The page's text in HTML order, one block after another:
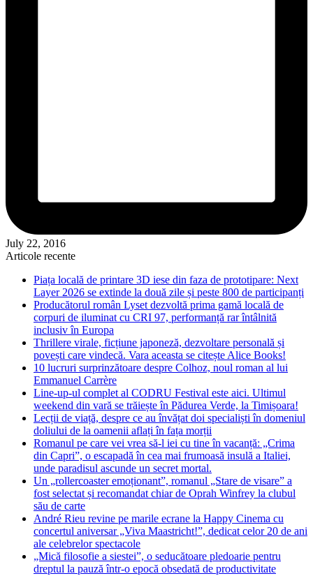
July 22, 2016
Articole recente
Piața locală de printare 3D iese din faza de prototipare: Next
Layer 2026 se extinde la două zile și peste 800 de participanți
Producătorul român Lyset dezvoltă prima gamă locală de
corpuri de iluminat cu CRI 97, performanță rar întâlnită
inclusiv în Europa
Thrillere virale, ficțiune japoneză, dezvoltare personală și
povești care vindecă. Vara aceasta se citește Alice Books!
10 lucruri surprinzătoare despre Colhoz, noul roman al lui
Emmanuel Carrère
Line-up-ul complet al CODRU Festival este aici. Ultimul
weekend din vară se trăiește în Pădurea Verde, la Timișoara!
Lecții de viață, despre ce au învățat doi specialiști în domeniul
doliului de la oamenii aflați în fața morții
Romanul pe care vei vrea să-l iei cu tine în vacanță: „Crima
din Capri”, o escapadă în cea mai frumoasă insulă a Italiei,
unde paradisul ascunde un secret mortal.
Un „rollercoaster emoționant”, romanul „Stare de visare” a
fost selectat și recomandat chiar de Oprah Winfrey la clubul
său de carte
André Rieu revine pe marile ecrane la Happy Cinema cu
concertul aniversar „Viva Maastricht!”, dedicat celor 20 de ani
ale celebrelor spectacole
„Mică filosofie a siestei”, o seducătoare pledoarie pentru
dreptul la pauză într-o epocă obsedată de productivitate